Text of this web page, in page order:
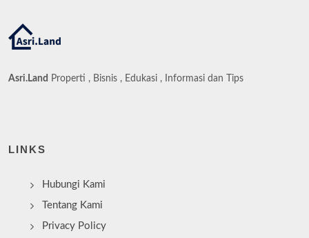
Asri.Land Properti , Bisnis , Edukasi , Informasi dan Tips
LINKS
Hubungi Kami
Tentang Kami
Privacy Policy